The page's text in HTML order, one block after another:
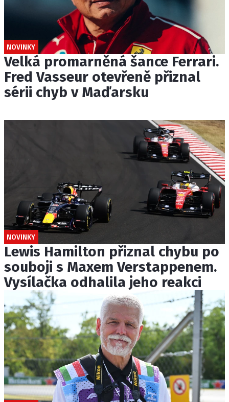
NOVINKY
Velká promarněná šance Ferrari.
Fred Vasseur otevřeně přiznal
sérii chyb v Maďarsku
NOVINKY
Lewis Hamilton přiznal chybu po
souboji s Maxem Verstappenem.
Vysílačka odhalila jeho reakci